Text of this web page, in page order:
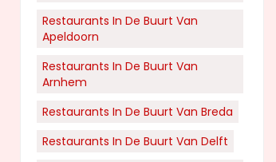
Restaurants In De Buurt Van
Apeldoorn
Restaurants In De Buurt Van
Arnhem
Restaurants In De Buurt Van Breda
Restaurants In De Buurt Van Delft